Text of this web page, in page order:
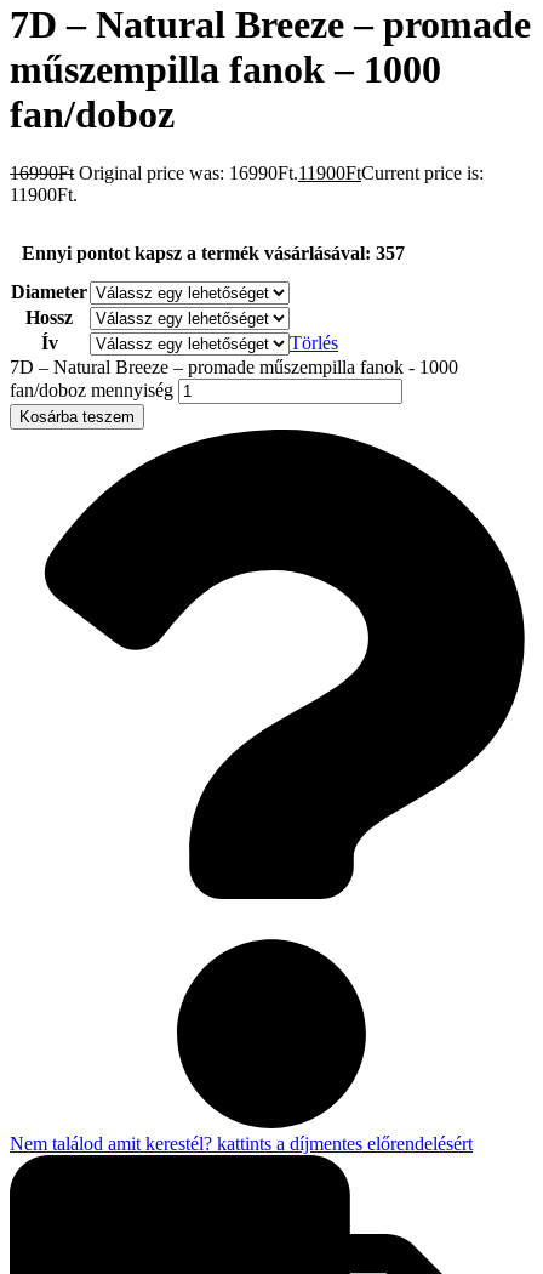
7D – Natural Breeze – promade
műszempilla fanok – 1000
fan/doboz
16990Ft Original price was: 16990Ft.11900FtCurrent price is:
11900Ft.
Ennyi pontot kapsz a termék vásárlásával: 357
Diameter
Hossz
Ív
Törlés
7D – Natural Breeze – promade műszempilla fanok - 1000
fan/doboz mennyiség
Kosárba teszem
Nem találod amit kerestél? kattints a díjmentes előrendelésért